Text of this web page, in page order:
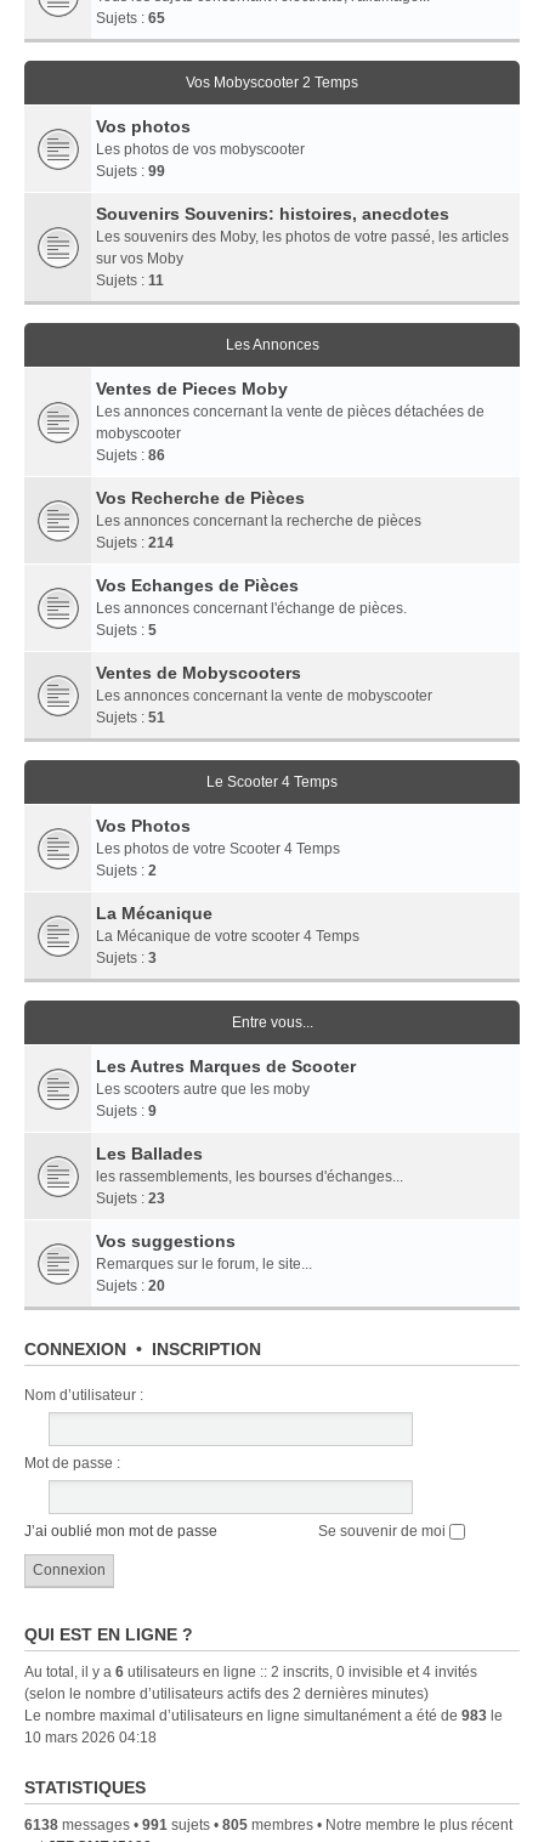
Sujets : 65
Vos Mobyscooter 2 Temps
Vos photos
Les photos de vos mobyscooter
Sujets : 99
Souvenirs Souvenirs: histoires, anecdotes
Les souvenirs des Moby, les photos de votre passé, les articles
sur vos Moby
Sujets : 11
Les Annonces
Ventes de Pieces Moby
Les annonces concernant la vente de pièces détachées de
mobyscooter
Sujets : 86
Vos Recherche de Pièces
Les annonces concernant la recherche de pièces
Sujets : 214
Vos Echanges de Pièces
Les annonces concernant l'échange de pièces.
Sujets : 5
Ventes de Mobyscooters
Les annonces concernant la vente de mobyscooter
Sujets : 51
Le Scooter 4 Temps
Vos Photos
Les photos de votre Scooter 4 Temps
Sujets : 2
La Mécanique
La Mécanique de votre scooter 4 Temps
Sujets : 3
Entre vous...
Les Autres Marques de Scooter
Les scooters autre que les moby
Sujets : 9
Les Ballades
les rassemblements, les bourses d'échanges...
Sujets : 23
Vos suggestions
Remarques sur le forum, le site...
Sujets : 20
CONNEXION • INSCRIPTION
Nom d’utilisateur :
Mot de passe :
J’ai oublié mon mot de passe Se souvenir de moi
QUI EST EN LIGNE ?
Au total, il y a 6 utilisateurs en ligne :: 2 inscrits, 0 invisible et 4 invités
(selon le nombre d’utilisateurs actifs des 2 dernières minutes)
Le nombre maximal d’utilisateurs en ligne simultanément a été de 983 le
10 mars 2026 04:18
STATISTIQUES
6138 messages • 991 sujets • 805 membres • Notre membre le plus récent